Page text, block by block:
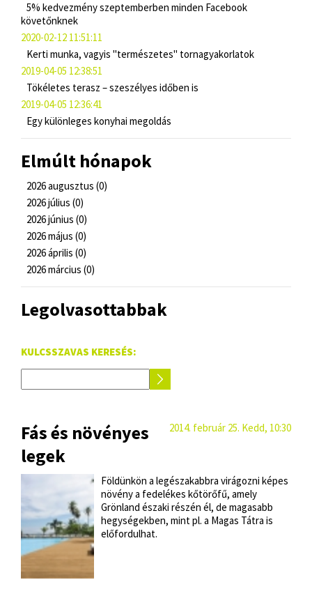
5% kedvezmény szeptemberben minden Facebook
követőnknek
2020-02-12 11:51:11
Kerti munka, vagyis "természetes" tornagyakorlatok
2019-04-05 12:38:51
Tökéletes terasz – szeszélyes időben is
2019-04-05 12:36:41
Egy különleges konyhai megoldás
Elmúlt hónapok
2026 augusztus (0)
2026 július (0)
2026 június (0)
2026 május (0)
2026 április (0)
2026 március (0)
Legolvasottabbak
KULCSSZAVAS KERESÉS:
Fás és növényes
legek
2014. február 25. Kedd, 10:30
Földünkön a legészakabbra virágozni képes
növény a fedelékes kőtörőfű, amely
Grönland északi részén él, de magasabb
hegységekben, mint pl. a Magas Tátra is
előfordulhat.